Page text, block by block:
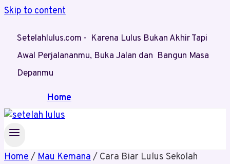
Skip to content
Setelahlulus.com - Karena Lulus Bukan Akhir Tapi
Awal Perjalananmu, Buka Jalan dan Bangun Masa
Depanmu
Home
Home/ Mau Kemana/ Cara Biar Lulus Sekolah